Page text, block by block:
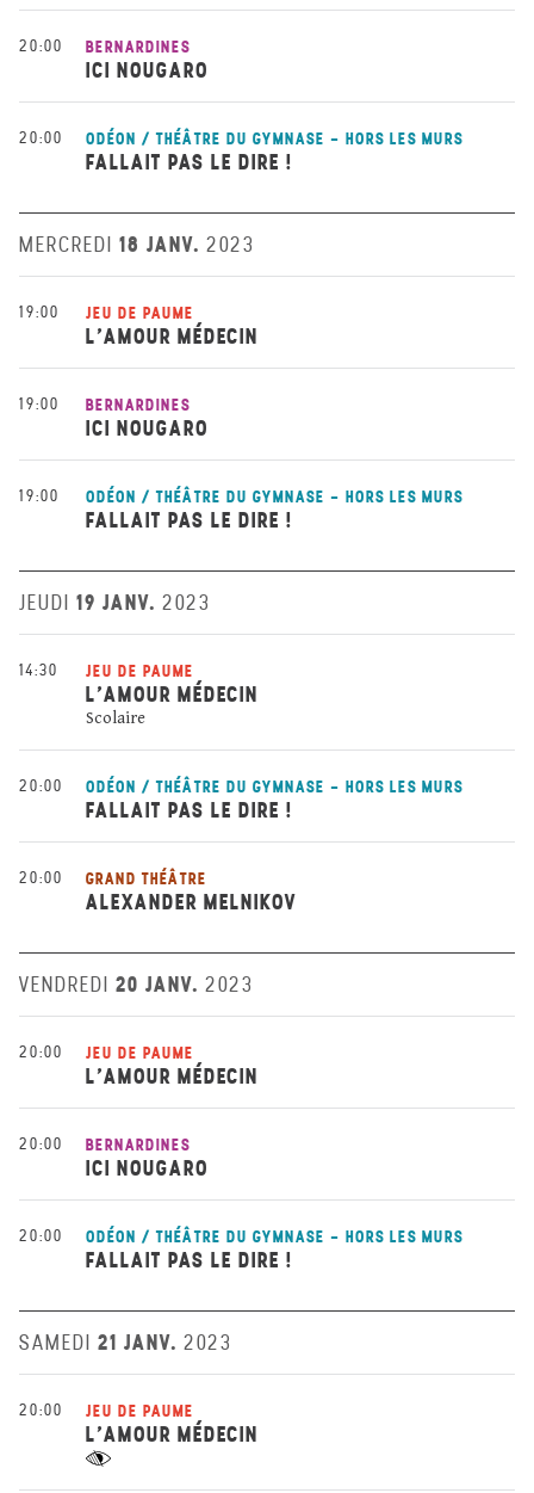
20:00 BERNARDINES
ICI NOUGARO
20:00 ODÉON / THÉÂTRE DU GYMNASE - HORS LES MURS
FALLAIT PAS LE DIRE !
MERCREDI 18 JANV. 2023
19:00 JEU DE PAUME
L’AMOUR MÉDECIN
19:00 BERNARDINES
ICI NOUGARO
19:00 ODÉON / THÉÂTRE DU GYMNASE - HORS LES MURS
FALLAIT PAS LE DIRE !
JEUDI 19 JANV. 2023
14:30 JEU DE PAUME
L’AMOUR MÉDECIN
Scolaire
20:00 ODÉON / THÉÂTRE DU GYMNASE - HORS LES MURS
FALLAIT PAS LE DIRE !
20:00 GRAND THÉÂTRE
ALEXANDER MELNIKOV
VENDREDI 20 JANV. 2023
20:00 JEU DE PAUME
L’AMOUR MÉDECIN
20:00 BERNARDINES
ICI NOUGARO
20:00 ODÉON / THÉÂTRE DU GYMNASE - HORS LES MURS
FALLAIT PAS LE DIRE !
SAMEDI 21 JANV. 2023
20:00 JEU DE PAUME
L’AMOUR MÉDECIN